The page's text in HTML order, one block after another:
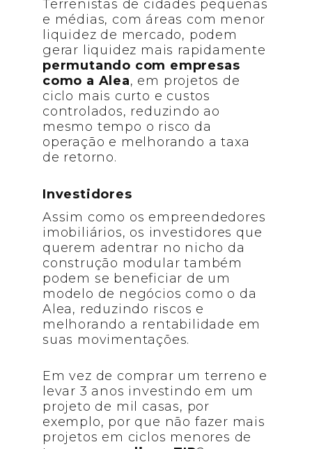
Terrenistas de cidades pequenas
e médias, com áreas com menor
liquidez de mercado, podem
gerar liquidez mais rapidamente
permutando com empresas
como a Alea, em projetos de
ciclo mais curto e custos
controlados, reduzindo ao
mesmo tempo o risco da
operação e melhorando a taxa
de retorno.
Investidores
Assim como os empreendedores
imobiliários, os investidores que
querem adentrar no nicho da
construção modular também
podem se beneficiar de um
modelo de negócios como o da
Alea, reduzindo riscos e
melhorando a rentabilidade em
suas movimentações.
Em vez de comprar um terreno e
levar 3 anos investindo em um
projeto de mil casas, por
exemplo, por que não fazer mais
projetos em ciclos menores de